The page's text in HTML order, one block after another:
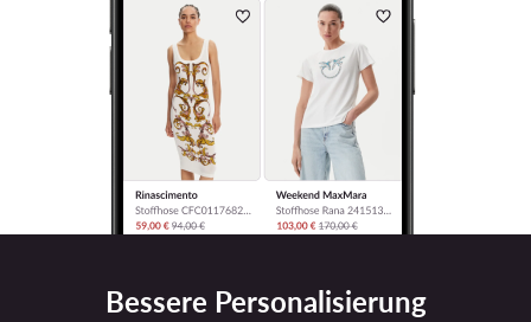
Bessere Personalisierung